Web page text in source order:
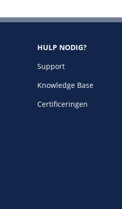
HULP NODIG?
Support
Knowledge Base
Certificeringen